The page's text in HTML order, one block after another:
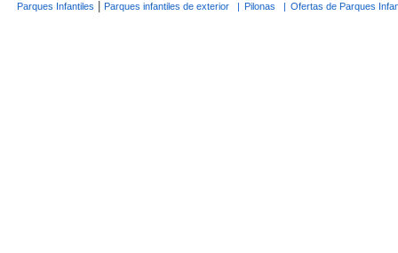
Parques Infantiles Parques infantiles de exterior | Pilonas | Ofertas de Parques